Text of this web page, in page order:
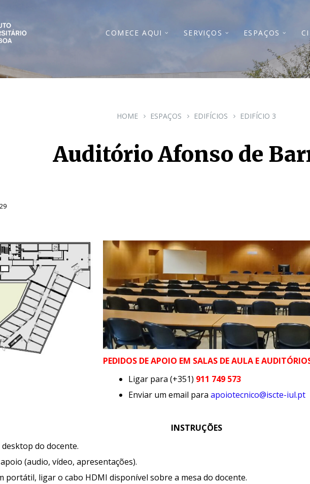
COMECE AQUI SERVIÇOS ESPAÇOS
HOME ESPAÇOS EDIFÍCIOS EDIFÍCIO 3
Auditório Afonso de
PEDIDOS DE APOIO EM SALAS DE AULA E
Ligar para (+351) 911 749 573
Enviar um email para apoiotecnico@iscte-iul.pt
INSTRUÇÕES
do docente.
(audio, vídeo, apresentações).
portátil, ligar o cabo HDMI disponível sobre a mesa do docente.